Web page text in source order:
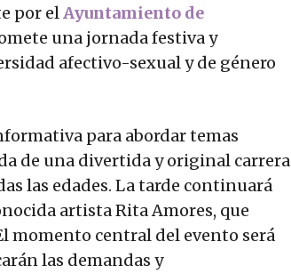
por elAyuntamiento de
una jornada festiva y
afectivo-sexual y de género
para abordar temas
de una divertida y original carrera
las edades. La tarde continuará
artista Rita Amores, que
momento central del evento será
las demandas y